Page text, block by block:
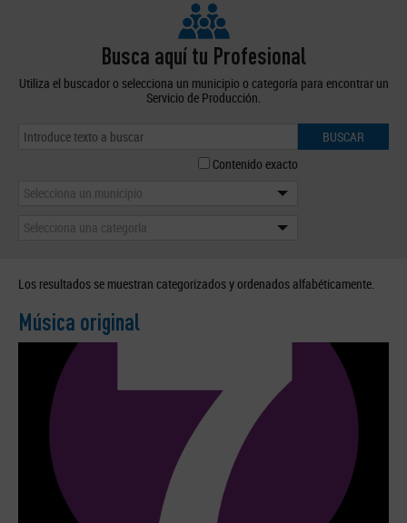
Busca aquí tu Profesional
Utiliza el buscador o selecciona un municipio o categoría para encontrar un
Servicio de Producción.
BUSCAR
Contenido exacto
Selecciona un municipio
Selecciona una categoría
Los resultados se muestran categorizados y ordenados alfabéticamente.
Música original